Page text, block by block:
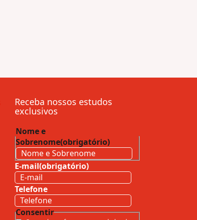
Receba nossos estudos
exclusivos
Nome e
Sobrenome(obrigatório)
Nome
e
E-mail(obrigatório)
Telefone
Consentir